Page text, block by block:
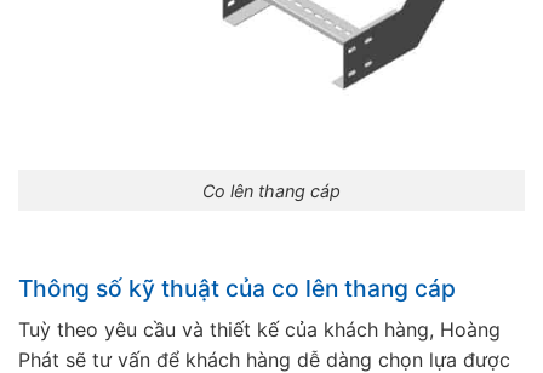
Co lên thang cáp
Thông số kỹ thuật của co lên thang cáp
Tuỳ theo yêu cầu và thiết kế của khách hàng, Hoàng
Phát sẽ tư vấn để khách hàng dễ dàng chọn lựa được